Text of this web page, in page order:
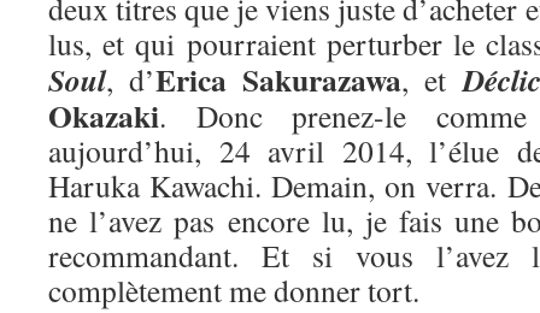
deux titres que je viens juste d’acheter
lus, et qui pourraient perturber le
Soul, d’Erica Sakurazawa, et
Okazaki. Donc prenez-le
aujourd’hui, 24 avril 2014, l’élue
Haruka Kawachi. Demain, on verra.
ne l’avez pas encore lu, je fais une
recommandant. Et si vous l’avez
complètement me donner tort.